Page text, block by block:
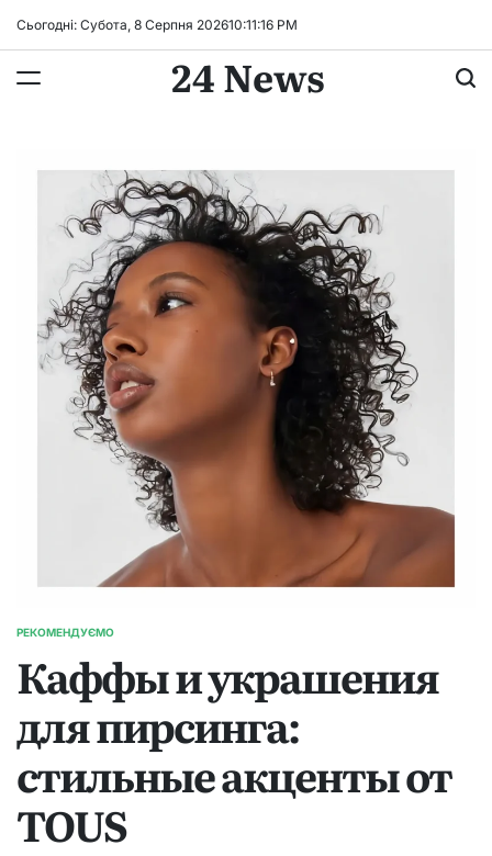
Сьогодні: Субота, 8 Серпня 202610:11:17 PM
24 News
ОПУБЛІКУВАТИ
РЕКОМЕНДУЄМО
Каффы и украшения
для пирсинга:
стильные акценты от
TOUS